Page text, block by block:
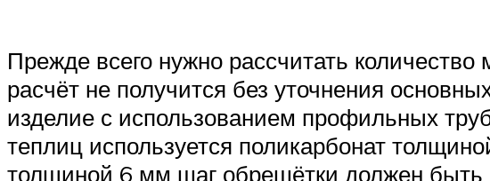
Прежде всего нужно рассчитать
расчёт не получится без уточнения
изделие с использованием профильных
теплиц используется поликарбонат
толщиной 6 мм шаг обрешётки должен